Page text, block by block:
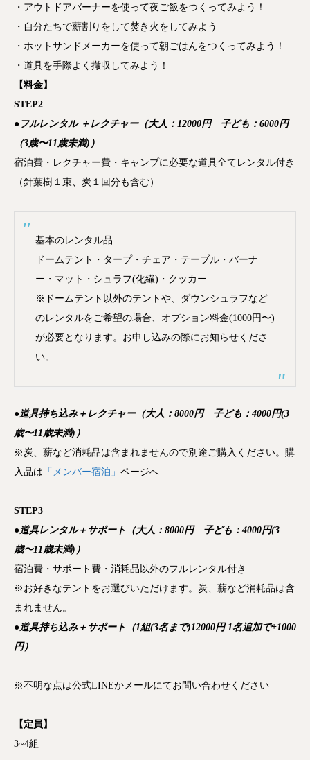
・アウトドアバーナーを使って夜ご飯をつくってみよう！
・自分たちで薪割りをして焚き火をしてみよう
・ホットサンドメーカーを使って朝ごはんをつくってみよう！
・道具を手際よく撤収してみよう！
【料金】
STEP2
●フルレンタル ＋レクチャー（大人：12000円 子ども：6000円
（3歳〜11歳未満)）
宿泊費・レクチャー費・キャンプに必要な道具全てレンタル付き
（針葉樹１束、炭１回分も含む）
基本のレンタル品
ドームテント・タープ・チェア・テーブル・バーナ
ー・マット・シュラフ(化繊)・クッカー
※ドームテント以外のテントや、ダウンシュラフなど
のレンタルをご希望の場合、オプション料金(1000円〜)
が必要となります。お申し込みの際にお知らせくださ
い。
●道具持ち込み＋レクチャー（大人：8000円 子ども：4000円(3
歳〜11歳未満)）
※炭、薪など消耗品は含まれませんので別途ご購入ください。購
入品は 「メンバー宿泊」 ページへ
STEP3
●道具レンタル＋サポート（大人：8000円 子ども：4000円(3
歳〜11歳未満)）
宿泊費・サポート費・消耗品以外のフルレンタル付き
※お好きなテントをお選びいただけます。炭、薪など消耗品は含
まれません。
●道具持ち込み＋サポート（1組(3名まで)12000円 1名追加で+1000
円）
※不明な点は公式LINEかメールにてお問い合わせください
【定員】
3~4組